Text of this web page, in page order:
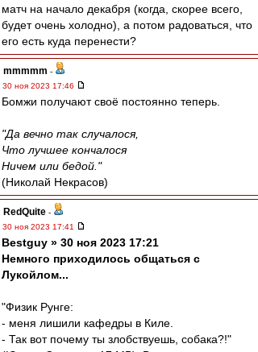
матч на начало декабря (когда, скорее всего,
будет очень холодно), а потом радоваться, что
его есть куда перенести?
mmmmm -
30 ноя 2023 17:46
Бомжи получают своё постоянно теперь.
"Да вечно так случалося,
Что лучшее кончалося
Ничем или бедой."
(Николай Некрасов)
RedQuite -
30 ноя 2023 17:41
Bestguy » 30 ноя 2023 17:21
Немного приходилось общаться с
Лукойлом...
"Физик Рунге:
- меня лишили кафедры в Киле.
- Так вот почему ты злобствуешь, собака?!"